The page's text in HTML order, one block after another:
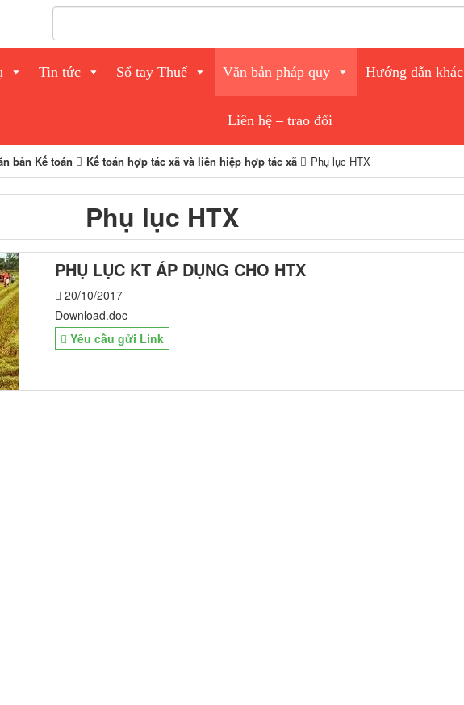
Tin tức Sổ tay Thuế Văn bản pháp quy Hướng dẫn khác
Liên hệ – trao đổi
bản Kế toán Kế toán hợp tác xã và liên hiệp hợp tác xã Phụ lục HTX
Phụ lục HTX
PHỤ LỤC KT ÁP DỤNG CHO HTX
20/10/2017
Download.doc
Yêu cầu gửi Link